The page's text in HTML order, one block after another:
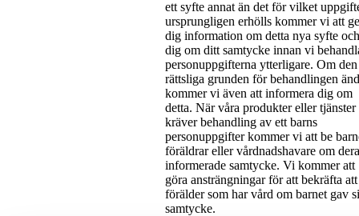
ett syfte annat än det för vilket
ursprungligen erhölls kommer vi att ge
dig information om detta nya syfte
dig om ditt samtycke innan vi
personuppgifterna ytterligare. Om den
rättsliga grunden för behandlingen
kommer vi även att informera dig om
detta. När våra produkter eller tjänster
kräver behandling av ett barns
personuppgifter kommer vi att be
föräldrar eller vårdnadshavare om
informerade samtycke. Vi kommer att
göra ansträngningar för att bekräfta
förälder som har vård om barnet gav
samtycke.